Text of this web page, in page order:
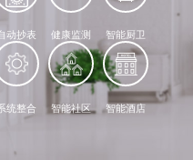
动抄表 健康监测 智能厨卫
统整合 智能社区 智能酒店